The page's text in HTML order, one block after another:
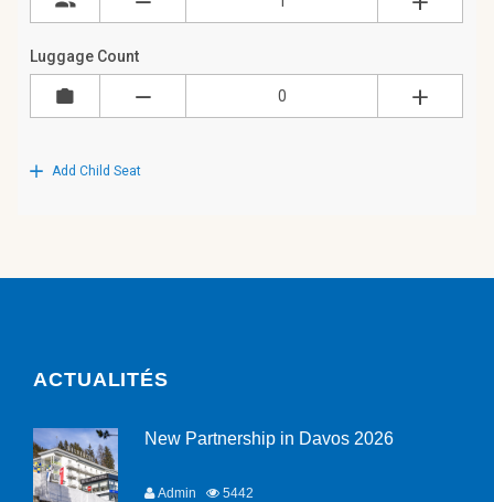
ACTUALITÉS
New Partnership in Davos 2026
Admin 5442